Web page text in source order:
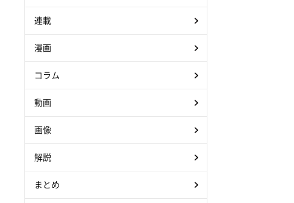
連載
漫画
コラム
動画
画像
解説
まとめ